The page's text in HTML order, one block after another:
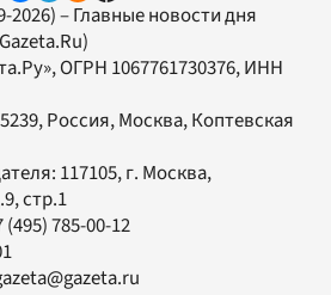
2026) – Главные новости дня
, ОГРН 1067761730376, ИНН
Россия, Москва, Коптевская
117105, г. Москва,
стр.1
(495) 785-00-12